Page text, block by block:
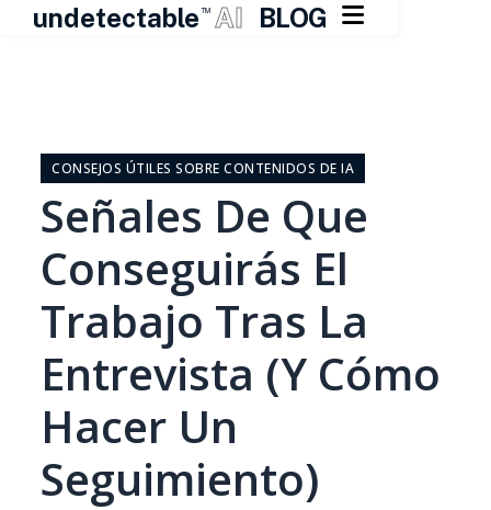
undetectable TM AI BLOG 
contenidoCONSEJOS ÚTILES SOBRE CONTENIDOS DE IA
Señales De Que
Conseguirás El
Trabajo Tras La
Entrevista (y Cómo
Hacer Un
Seguimiento)